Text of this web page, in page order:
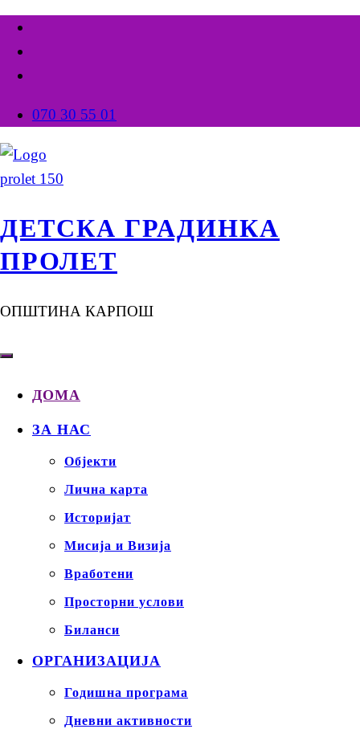
070 30 55 01
ДЕТСКА ГРАДИНКА
ПРОЛЕТ
ОПШТИНА КАРПОШ
ДОМА
ЗА НАС
Објекти
Лична карта
Историјат
Мисија и Визија
Вработени
Просторни услови
Биланси
ОРГАНИЗАЦИЈА
Годишна програма
Дневни активности